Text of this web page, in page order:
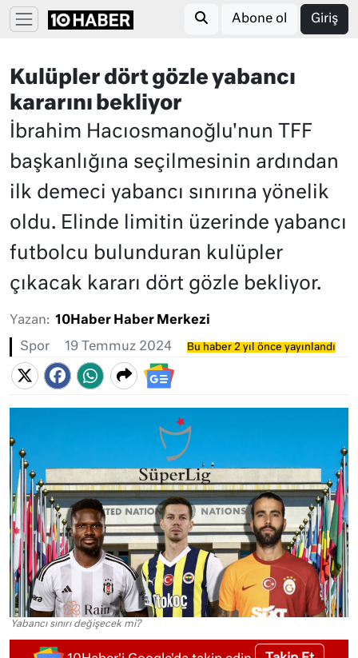
Abone ol Giriş
Kulüpler dört gözle yabancı
kararını bekliyor
İbrahim Hacıosmanoğlu'nun TFF
başkanlığına seçilmesinin ardından
ilk demeci yabancı sınırına yönelik
oldu. Elinde limitin üzerinde yabancı
futbolcu bulunduran kulüpler
çıkacak kararı dört gözle bekliyor.
Yazan: 10Haber Haber Merkezi
Spor 19 Temmuz 2024 Bu haber 2 yıl önce yayınlandı
Yabancı sınırı değişecek mi?